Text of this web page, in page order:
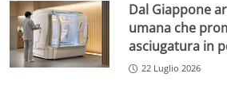
Dal Giappone
umana che
asciugatura in
22 Luglio 2026